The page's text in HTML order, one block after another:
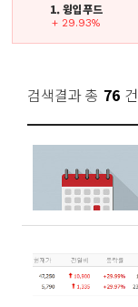
1. 윙입푸드
+ 29.93%
검색결과 총 76 건